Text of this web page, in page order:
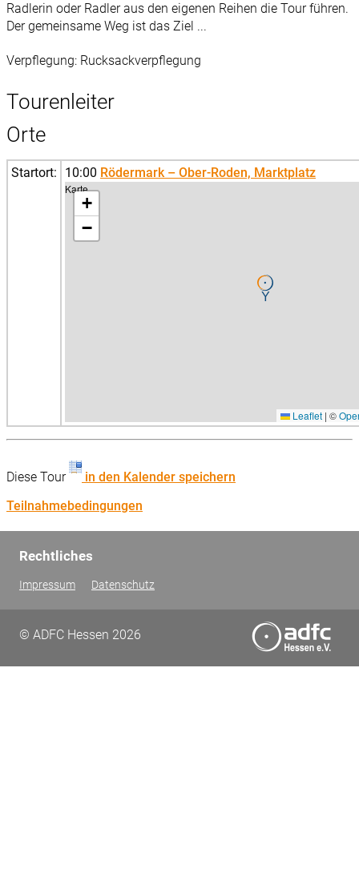
Radlerin oder Radler aus den eigenen Reihen die Tour führen.
Der gemeinsame Weg ist das Ziel ...
Verpflegung: Rucksackverpflegung
Tourenleiter
Orte
Startort: 10:00 Rödermark – Ober-Roden, Marktplatz
Karte
+
−
Leaflet | ©
Diese Tour
in den Kalender speichern
Teilnahmebedingungen
Rechtliches
Impressum Datenschutz
© ADFC Hessen 2026